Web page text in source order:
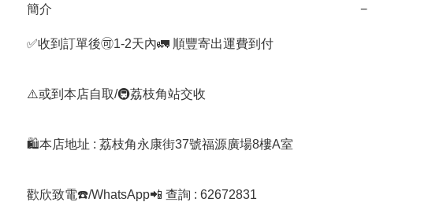
簡介 −
✅收到訂單後🉑1-2天內🚛 順豐寄出運費到付
⚠️或到本店自取/🚇荔枝角站交收
🛍️本店地址 : 荔枝角永康街37號福源廣場8樓A室
歡欣致電☎️/WhatsApp📲 查詢 : 62672831